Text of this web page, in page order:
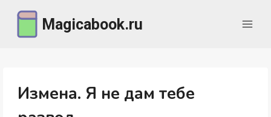
содержимому
Magicabook.ru
Измена. Я не дам тебе